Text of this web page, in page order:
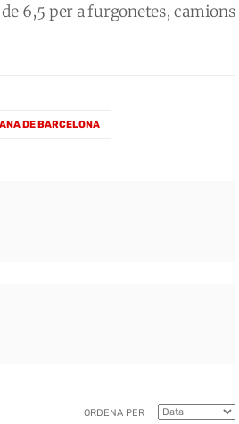
6,5 per a furgonetes, camions
DE BARCELONA
ORDENA PER